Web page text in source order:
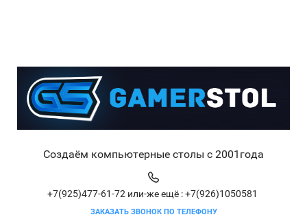
Создаём компьютерные столы с 2001года
+7(925)477-61-72 или-же ещё : +7(926)1050581
ЗАКАЗАТЬ ЗВОНОК ПО ТЕЛЕФОНУ